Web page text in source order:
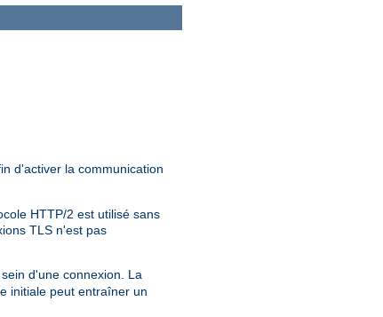
d'activer la communication
HTTP/2 est utilisé sans
TLS n'est pas
d'une connexion. La
initiale peut entraîner un